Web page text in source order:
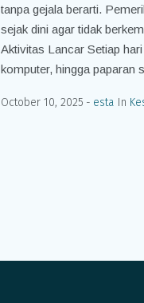
tanpa gejala berarti.
sejak dini agar tidak
Aktivitas Lancar Setiap
komputer, hingga paparan
October 10, 2025 esta In